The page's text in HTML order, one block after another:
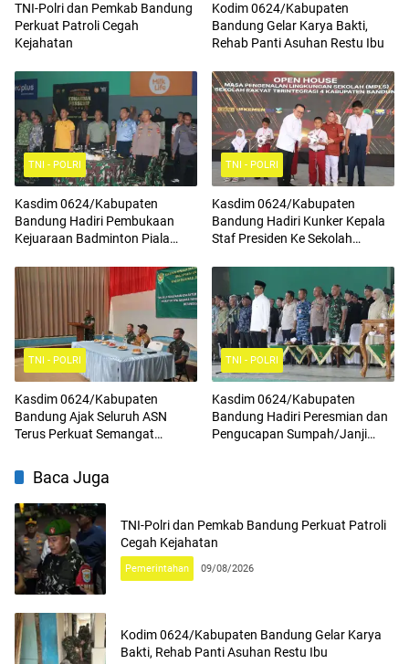
TNI-Polri dan Pemkab Bandung
Perkuat Patroli Cegah
Kejahatan
Kodim 0624/Kabupaten
Bandung Gelar Karya Bakti,
Rehab Panti Asuhan Restu Ibu
TNI - POLRI
Kasdim 0624/Kabupaten
Bandung Hadiri Pembukaan
Kejuaraan Badminton Piala
TNI - POLRI
Kasdim 0624/Kabupaten
Bandung Hadiri Kunker Kepala
Staf Presiden Ke Sekolah
TNI - POLRI
Kasdim 0624/Kabupaten
Bandung Ajak Seluruh ASN
Terus Perkuat Semangat
Cinta Tanah Air Serta
Mengamalkan Nilai Nilai
Pancasila
TNI - POLRI
Kasdim 0624/Kabupaten
Bandung Hadiri Peresmian dan
Pengucapan Sumpah/Janji
Baca Juga
TNI-Polri dan Pemkab Bandung Perkuat Patroli
Cegah Kejahatan
Pemerintahan 09/08/2026
Kodim 0624/Kabupaten Bandung Gelar Karya
Bakti, Rehab Panti Asuhan Restu Ibu